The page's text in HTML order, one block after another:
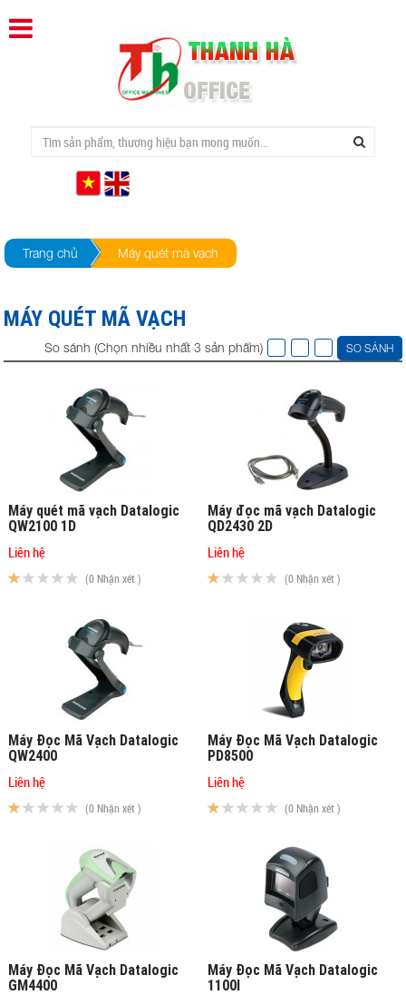
Trang chủ Máy quét mã vạch
MÁY QUÉT MÃ VẠCH
So sánh (Chọn nhiều nhất 3 sản phẩm) SO SÁNH
Máy quét mã vạch Datalogic
QW2100 1D
Liên hệ
(0 Nhận xét )
Máy đọc mã vạch Datalogic
QD2430 2D
Liên hệ
(0 Nhận xét )
Máy Đọc Mã Vạch Datalogic
QW2400
Liên hệ
(0 Nhận xét )
Máy Đọc Mã Vạch Datalogic
PD8500
Liên hệ
(0 Nhận xét )
Máy Đọc Mã Vạch Datalogic
GM4400
Máy Đọc Mã Vạch Datalogic
1100I